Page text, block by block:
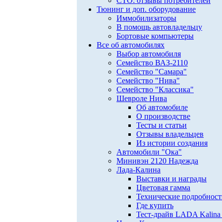
Тюнинг и доп. оборудование
Иммобилизаторы
В помощь автовладельцу
Бортовые компьютеры
Все об автомобилях
Выбор автомобиля
Семейство ВАЗ-2110
Семейство "Самара"
Семейство "Нива"
Семейство "Классика"
Шевроле Нива
Об автомобиле
О производстве
Тесты и статьи
Отзывы владельцев
Из истории создания
Автомобили "Ока"
Минивэн 2120 Надежда
Лада-Калина
Выставки и награды
Цветовая гамма
Технические
Где купить
Тест-драйв LADA Kalina